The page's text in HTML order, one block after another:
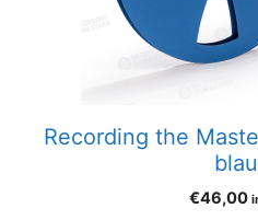
Recording the
€46,00